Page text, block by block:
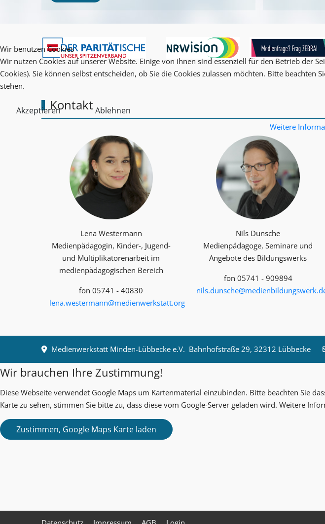
Kontakt
Lena Westermann
Medienpädagogin, Kinder-, Jugend-
und Multiplika­toren­arbeit im
medienpädagogischen Bereich
fon 05741 - 40830
lena.westermann@medienwerkstatt.org
Nils Dunsche
Medienpädagoge, Seminare und
Angebote des Bildungswerks
fon 05741 - 909894
Medienwerkstatt Minden-Lübbecke e.V. Bahnhofstraße 29, 32312 Lübbecke
Wir brauchen Ihre Zustimmung!
Diese Webseite verwendet Google Maps um Kartenmaterial einzubinden. Bitte beachten Sie
Karte zu sehen, stimmen Sie bitte zu, dass diese vom Google-Server geladen wird. Weitere
Wir benutzen Cookies
Wir nutzen Cookies auf unserer Website. Einige von ihnen sind essenziell für den Betrieb der
Cookies). Sie können selbst entscheiden, ob Sie die Cookies zulassen möchten. Bitte
stehen.
Akzeptieren Ablehnen
Weitere